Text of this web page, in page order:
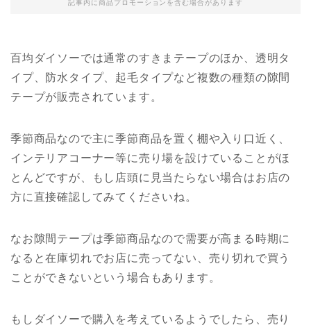
記事内に商品プロモーションを含む場合があります
百均ダイソーでは通常のすきまテープのほか、透明タ
イプ、防水タイプ、起毛タイプなど複数の種類の隙間
テープが販売されています。
季節商品なので主に季節商品を置く棚や入り口近く、
インテリアコーナー等に売り場を設けていることがほ
とんどですが、もし店頭に見当たらない場合はお店の
方に直接確認してみてくださいね。
なお隙間テープは季節商品なので需要が高まる時期に
なると在庫切れでお店に売ってない、売り切れで買う
ことができないという場合もあります。
もしダイソーで購入を考えているようでしたら、売り